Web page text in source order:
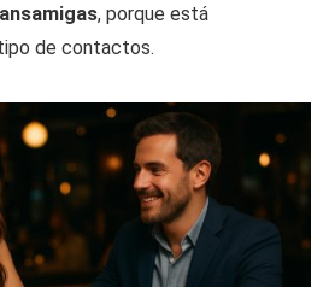
, porque está
de contactos.